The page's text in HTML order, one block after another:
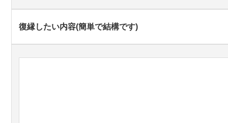
復縁したい内容(簡単で結構です)